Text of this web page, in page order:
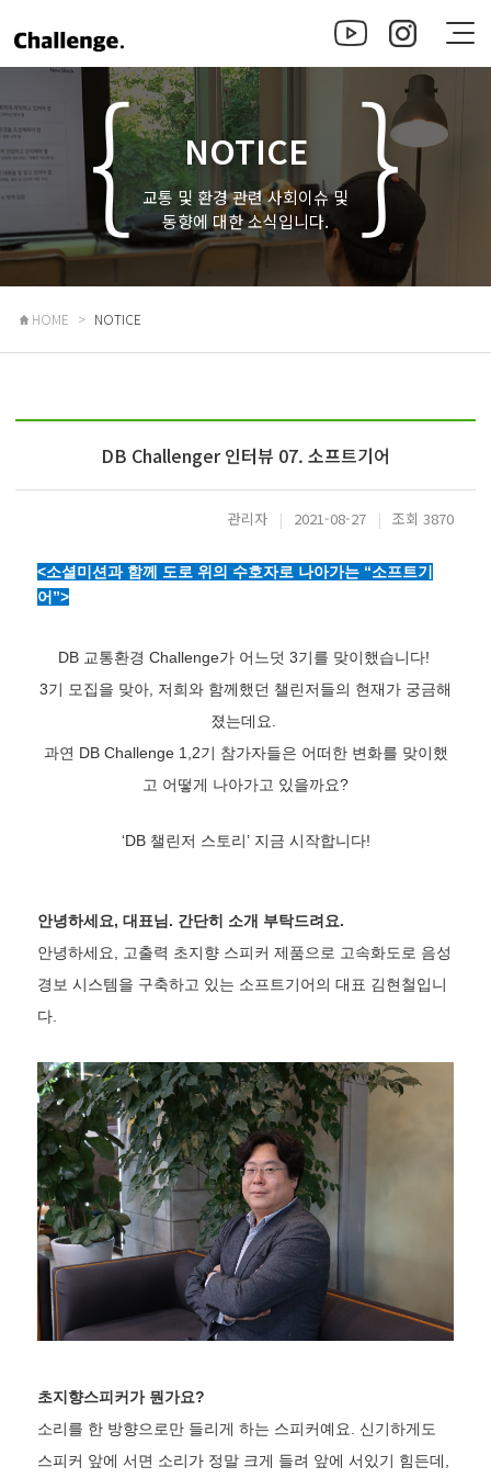
NOTICE
교통 및 환경 관련 사회이슈 및
동향에 대한 소식입니다.
HOME NOTICE
DB Challenger 인터뷰 07. 소프트기어
관리자 | 2021-08-27 | 조회 3870
<소셜미션과 함께 도로 위의 수호자로 나아가는 “소프트기
어”>
DB 교통환경 Challenge가 어느덧 3기를 맞이했습니다!
3기 모집을 맞아, 저희와 함께했던 챌린저들의 현재가 궁금해
졌는데요.
과연 DB Challenge 1,2기 참가자들은 어떠한 변화를 맞이했
고 어떻게 나아가고 있을까요?
‘DB 챌린저 스토리’ 지금 시작합니다!
안녕하세요, 대표님. 간단히 소개 부탁드려요.
안녕하세요, 고출력 초지향 스피커 제품으로 고속화도로 음성
경보 시스템을 구축하고 있는 소프트기어의 대표 김현철입니
다.
초지향스피커가 뭔가요?
소리를 한 방향으로만 들리게 하는 스피커예요. 신기하게도
스피커 앞에 서면 소리가 정말 크게 들려 앞에 서있기 힘든데,